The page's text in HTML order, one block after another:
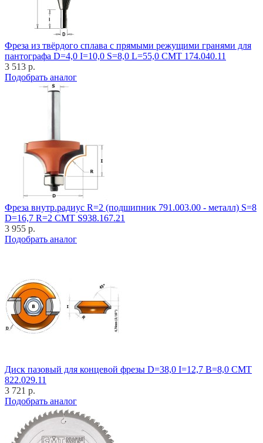
Фреза из твёрдого сплава с прямыми режущими гранями для
пантографа D=4,0 I=10,0 S=8,0 L=55,0 CMT 174.040.11
3 513 р.
Подобрать аналог
Фреза внутр.радиус R=2 (подшипник 791.003.00 - металл) S=8
D=16,7 R=2 CMT S938.167.21
3 955 р.
Подобрать аналог
Диск пазовый для концевой фрезы D=38,0 I=12,7 B=8,0 CMT
822.029.11
3 721 р.
Подобрать аналог